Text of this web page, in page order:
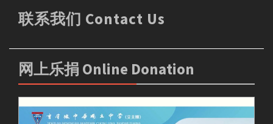
联系我们 Contact Us
网上乐捐 Online Donation